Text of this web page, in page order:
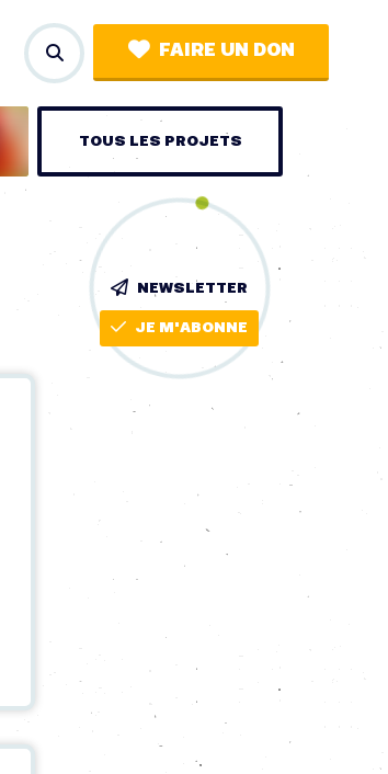
FAIRE UN DON
TOUS LES PROJETS
NEWSLETTER
JE M'ABONNE